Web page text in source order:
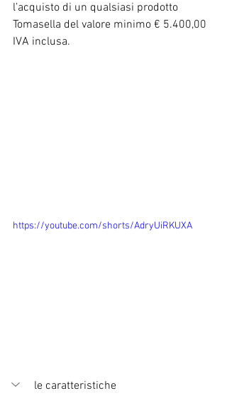
l’acquisto di un qualsiasi prodotto
Tomasella del valore minimo € 5.400,00
IVA inclusa.
https://youtube.com/shorts/AdryUiRKUXA
le caratteristiche